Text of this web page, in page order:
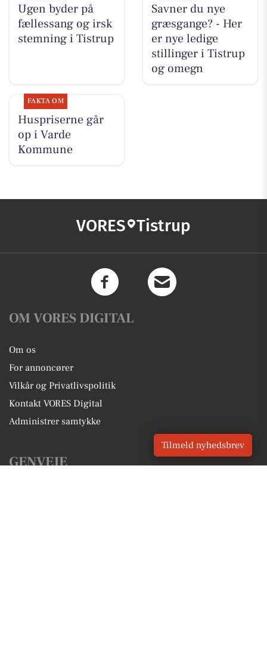
Ugen byder på
fællessang og irsk
stemning i Tistrup
Savner du nye
græsgange? - Her
er nye ledige
stillinger i Tistrup
og omegn
FAKTA OM
Huspriserne går
op i Varde
Kommune
VORES Tistrup
OM VORES DIGITAL
Om os
For annoncører
Vilkår og Privatlivspolitik
Kontakt VORES Digital
Administrer samtykke
GENVEJE
Tilmeld nyhedsbrev